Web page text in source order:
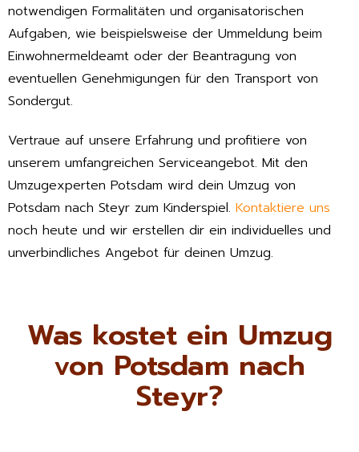
notwendigen Formalitäten und organisatorischen
Aufgaben, wie beispielsweise der Ummeldung beim
Einwohnermeldeamt oder der Beantragung von
eventuellen Genehmigungen für den Transport von
Sondergut.
Vertraue auf unsere Erfahrung und profitiere von
unserem umfangreichen Serviceangebot. Mit den
Umzugexperten Potsdam wird dein Umzug von
Potsdam nach Steyr zum Kinderspiel. Kontaktiere uns
noch heute und wir erstellen dir ein individuelles und
unverbindliches Angebot für deinen Umzug.
Was kostet ein Umzug
von Potsdam nach
Steyr?